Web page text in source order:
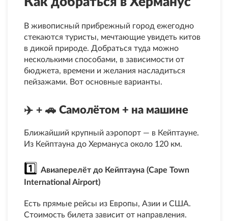
В живописный прибрежный город ежегодно
стекаются туристы, мечтающие увидеть китов
в дикой природе. Добраться туда можно
несколькими способами, в зависимости от
бюджета, времени и желания насладиться
пейзажами. Вот основные варианты.
✈️ + 🚗 Самолётом + на машине
Ближайший крупный аэропорт — в Кейптауне.
Из Кейптауна до Хермануса около 120 км.
1️⃣ Авиаперелёт до Кейптауна (Cape Town
International Airport)
Есть прямые рейсы из Европы, Азии и США.
Стоимость билета зависит от направления.